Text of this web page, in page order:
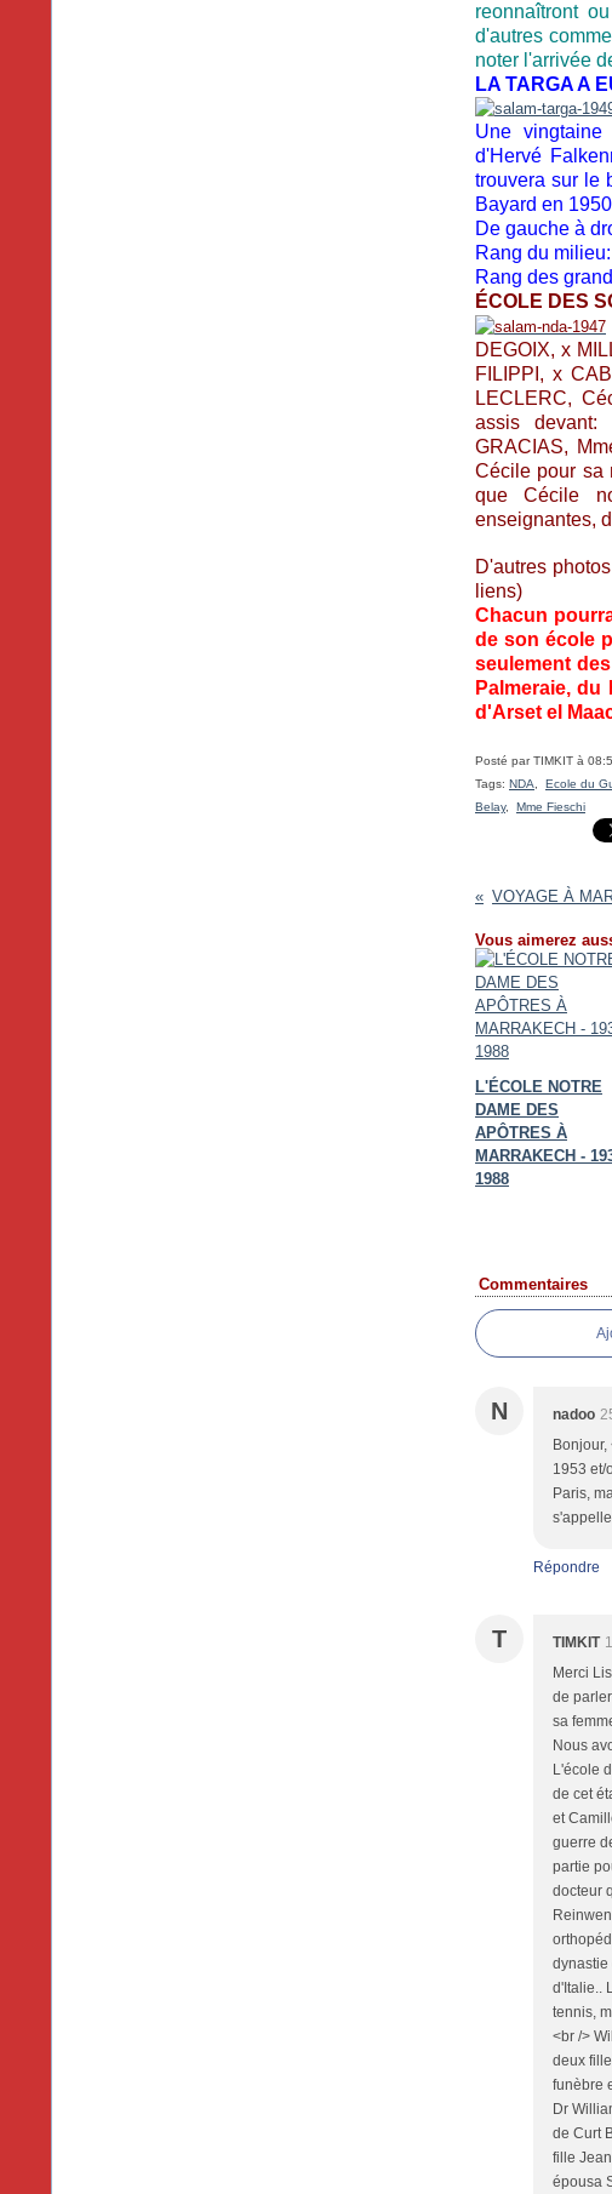
reonnaîtront
d'autres
noter l'arrivée
LA TARGA A
Une
d'Hervé
trouvera sur le
Bayard en
De gauche à
Rang du
Rang des
ÉCOLE DES
DEGOIX, x
FILIPPI, x
LECLERC,
assis devant:
GRACIAS,
Cécile pour sa
que Cécile
enseignantes,
D'autres
liens)
Chacun
de son école
seulement
Palmeraie,
d'Arset el
Posté par TIMKIT à
Tags: NDA Ecole du
Belay, Mme Fieschi
Vous aimerez
L'ÉCOLE NOTRE
DAME DES
APÔTRES À
MARRAKECH -
1988
Commentaires
N nadoo
1953 et/
Paris,
Répondre
T TIMKIT
Merci
de
sa
Nous
L'école
de cet
et
guerre
partie
docteur
dynastie
d'Italie..
tennis,
<br />
deux
funèbre
Dr
de Curt
fille
épousa